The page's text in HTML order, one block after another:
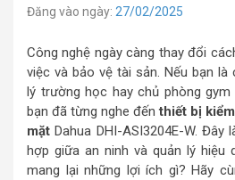
Đăng vào ngày: 27/02/2025
Công nghệ ngày càng thay đổi
việc và bảo vệ tài sản. Nếu bạn là
lý trường học hay chủ phòng
bạn đã từng nghe đếnthiết bị
mặt Dahua DHI-ASI3204E-W. Đây
hợp giữa an ninh và quản lý hiệu
mang lại những lợi ích gì? Hãy